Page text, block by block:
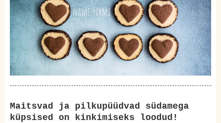
Maitsvad ja pilkupüüdvad südamega
küpsised on kinkimiseks loodud!